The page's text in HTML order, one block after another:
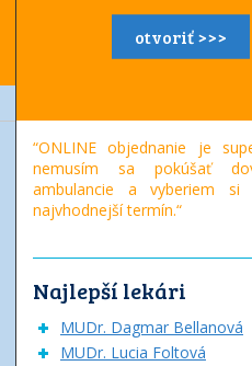
otvoriť >>>
“ONLINE objednanie je
nemusím sa pokúšať
ambulancie a vyberiem
najvhodnejší termín.“
Najlepší lekári
MUDr. Dagmar Bellanová
MUDr. Lucia Foltová